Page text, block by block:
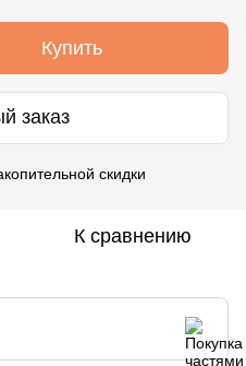
Купить
заказ
скидки
К сравнению